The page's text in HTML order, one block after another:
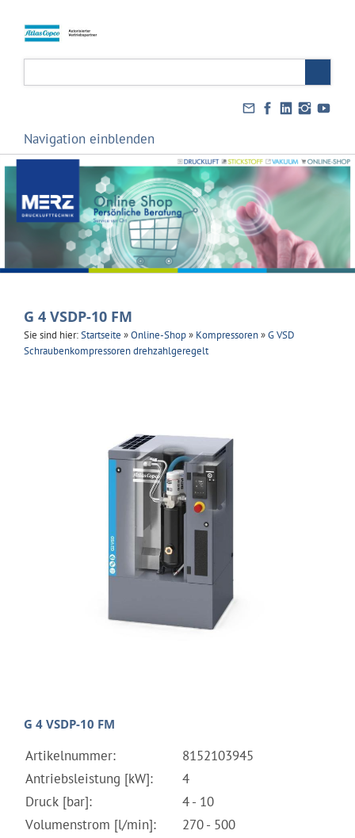
Navigation einblenden
G 4 VSDP-10 FM
Sie sind hier:Startseite »Online-Shop» Kompressoren»G VSD
Schraubenkompressoren drehzahlgeregelt
G 4 VSDP-10 FM
Artikelnummer:
8152103945
Antriebsleistung [kW]:
4
Druck [bar]:
4 - 10
Volumenstrom [l/min]:
270 - 500